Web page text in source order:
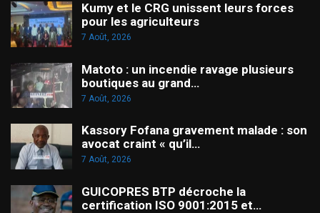
Kumy et le CRG unissent leurs forces
pour les agriculteurs
7 Août, 2026
Matoto : un incendie ravage plusieurs
boutiques au grand…
7 Août, 2026
Kassory Fofana gravement malade : son
avocat craint « qu’il…
7 Août, 2026
GUICOPRES BTP décroche la
certification ISO 9001:2015 et…